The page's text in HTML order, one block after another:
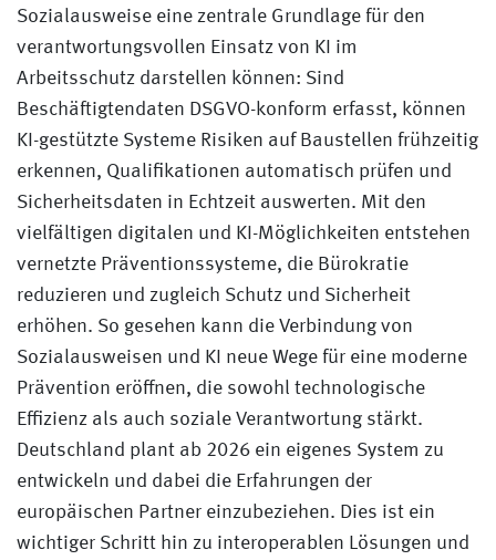
Sozialausweise eine zentrale Grundlage für den
verantwortungsvollen Einsatz von KI im
Arbeitsschutz darstellen können: Sind
Beschäftigtendaten DSGVO-konform erfasst, können
KI-gestützte Systeme Risiken auf Baustellen frühzeitig
erkennen, Qualifikationen automatisch prüfen und
Sicherheitsdaten in Echtzeit auswerten. Mit den
vielfältigen digitalen und KI-Möglichkeiten entstehen
vernetzte Präventionssysteme, die Bürokratie
reduzieren und zugleich Schutz und Sicherheit
erhöhen. So gesehen kann die Verbindung von
Sozialausweisen und KI neue Wege für eine moderne
Prävention eröffnen, die sowohl technologische
Effizienz als auch soziale Verantwortung stärkt.
Deutschland plant ab 2026 ein eigenes System zu
entwickeln und dabei die Erfahrungen der
europäischen Partner einzubeziehen. Dies ist ein
wichtiger Schritt hin zu interoperablen Lösungen und